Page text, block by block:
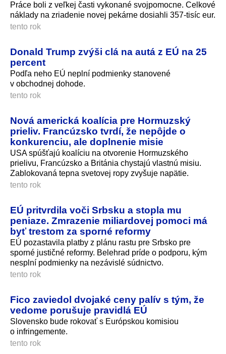
Práce boli z veľkej časti vykonané svojpomocne. Celkové
náklady na zriadenie novej pekárne dosiahli 357-tisíc eur.
tento rok
Donald Trump zvýši clá na autá z EÚ na 25
percent
Podľa neho EÚ neplní podmienky stanovené
v obchodnej dohode.
tento rok
Nová americká koalícia pre Hormuzský
prieliv. Francúzsko tvrdí, že nepôjde o
konkurenciu, ale doplnenie misie
USA spúšťajú koalíciu na otvorenie Hormuzského
prielivu, Francúzsko a Británia chystajú vlastnú misiu.
Zablokovaná tepna svetovej ropy zvyšuje napätie.
tento rok
EÚ pritvrdila voči Srbsku a stopla mu
peniaze. Zmrazenie miliardovej pomoci má
byť trestom za sporné reformy
EÚ pozastavila platby z plánu rastu pre Srbsko pre
sporné justičné reformy. Belehrad príde o podporu, kým
nesplní podmienky na nezávislé súdnictvo.
tento rok
Fico zaviedol dvojaké ceny palív s tým, že
vedome porušuje pravidlá EÚ
Slovensko bude rokovať s Európskou komisiou
o infringemente.
tento rok